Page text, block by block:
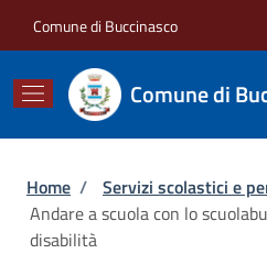
Comune di Buccinasco
Comune di
Briciole di pane
Home / Servizi scolastici e
Andare a scuola con lo
disabilità